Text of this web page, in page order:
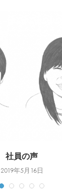
社員の声
2019年5月16日